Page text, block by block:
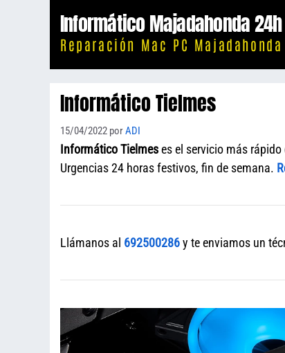
Informático Majadahonda 24h
Reparación Mac PC Majadahonda
Informático Tielmes
15/04/2022 porADI
Informático Tielmeses el servicio más rápido
Urgencias 24 horas festivos, fin de semana.
Llámanos al 692500286y te enviamos un